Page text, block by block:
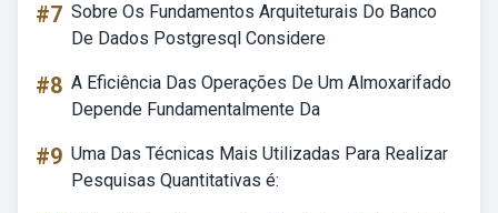
#7 Sobre Os Fundamentos Arquiteturais Do Banco
De Dados Postgresql Considere
#8 A Eficiência Das Operações De Um Almoxarifado
Depende Fundamentalmente Da
#9 Uma Das Técnicas Mais Utilizadas Para Realizar
Pesquisas Quantitativas é: